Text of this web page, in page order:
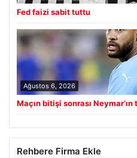
Fed faizi sabit tuttu
Ağustos 6, 2026
Maçın bitişi sonrası
Rehbere Firma Ekle